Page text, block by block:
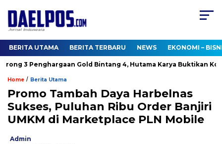
BERITA UTAMA BERITA TERBARU NEWS EKONOMI –
3 Penghargaan Gold Bintang 4, Hutama Karya Buktikan
Home / Berita Utama
Promo Tambah Daya Harbelnas
Sukses, Puluhan Ribu Order Banjiri
UMKM di Marketplace PLN Mobile
Admin